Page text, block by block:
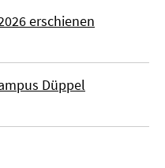
erschienen
Düppel